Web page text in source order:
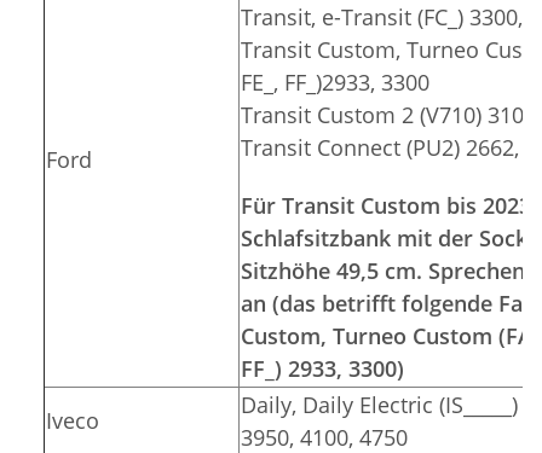
Ford
Transit, e-Transit (FC_) 3300,
Transit Custom, Turneo
FE_, FF_)2933, 3300
Transit Custom 2 (V710)
Transit Connect (PU2) 2662,
Für Transit Custom bis
Schlafsitzbank mit der
Sitzhöhe 49,5 cm. Sprechen
an (das betrifft folgende
Custom, Turneo Custom
FF_) 2933, 3300)
Iveco
Daily, Daily Electric (IS_____)
3950, 4100, 4750